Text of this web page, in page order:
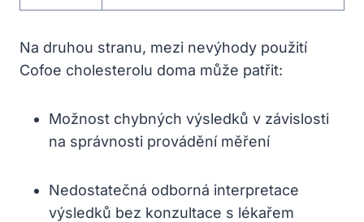
Na druhou stranu, mezi nevýhody použití
Cofoe cholesterolu doma může patřit:
Možnost chybných výsledků v závislosti
na správnosti provádění měření
Nedostatečná odborná interpretace
výsledků bez konzultace s lékařem